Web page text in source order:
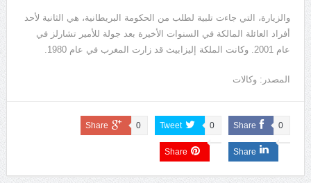
والزيارة، التي جاءت تلبية لطلب من الحكومة البريطانية، هي الثانية لأحد
أفراد العائلة المالكة في السنوات الأخيرة بعد جولة للأمير تشارلز في
عام 2001. وكانت الملكة إليزابيث قد زارت المغرب في عام 1980.
المصدر: وكالات
Share 0
Tweet 0
Share 0
Share
Share